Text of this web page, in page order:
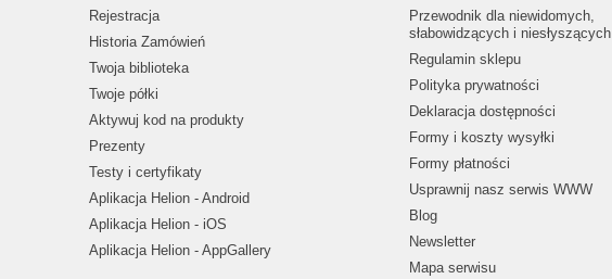
Rejestracja
Historia Zamówień
Twoja biblioteka
Twoje półki
Aktywuj kod na produkty
Prezenty
Testy i certyfikaty
Aplikacja Helion - Android
Aplikacja Helion - iOS
Aplikacja Helion - AppGallery
Przewodnik dla niewidomych,
słabowidzących i niesłyszących
Regulamin sklepu
Polityka prywatności
Deklaracja dostępności
Formy i koszty wysyłki
Formy płatności
Usprawnij nasz serwis WWW
Blog
Newsletter
Mapa serwisu